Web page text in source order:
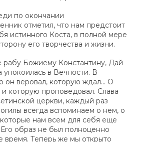
по окончании
отметил, что нам предстоит
истинного Коста, в полной мере
его творчества и жизни.
рабу Божиему Константину, Дай
упокоилась в Вечности. В
он веровал, которую ждал… О
которую проповедовал. Слава
церкви, каждый раз
всегда вспоминаем о нем, о
которые нам всем для себя еще
образ не был полноценно
время. Теперь же мы открыто